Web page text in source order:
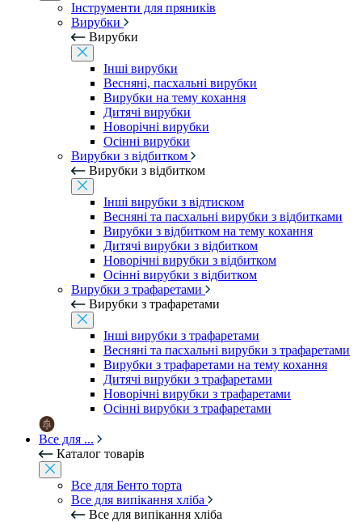
Інструменти для пряників
Вирубки
Вирубки
Інші вирубки
Весняні, пасхальні вирубки
Вирубки на тему кохання
Дитячі вирубки
Новорічні вирубки
Осінні вирубки
Вирубки з відбитком
Вирубки з відбитком
Інші вирубки з відтиском
Весняні та пасхальні вирубки з відбитками
Вирубки з відбитком на тему кохання
Дитячі вирубки з відбитком
Новорічні вирубки з відбитком
Осінні вирубки з відбитком
Вирубки з трафаретами
Вирубки з трафаретами
Інші вирубки з трафаретами
Весняні та пасхальні вирубки з трафаретами
Вирубки з трафаретами на тему кохання
Дитячі вирубки з трафаретами
Новорічні вирубки з трафаретами
Осінні вирубки з трафаретами
Все для ...
Каталог товарів
Все для Бенто торта
Все для випікання хліба
Все для випікання хліба